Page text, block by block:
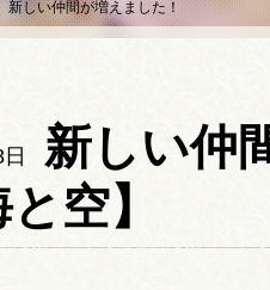
新しい仲間が増えました！
新しい仲
空】